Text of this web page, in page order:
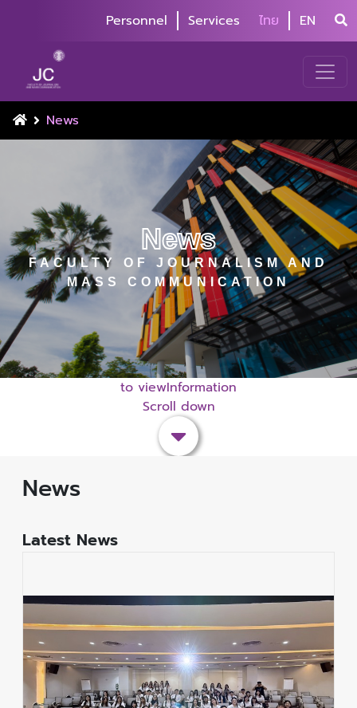
Personnel Services ไทย EN
News
News
FACULTY OF JOURNALISM AND
MASS COMMUNICATION
Scroll down
to viewInformation
News
Latest News